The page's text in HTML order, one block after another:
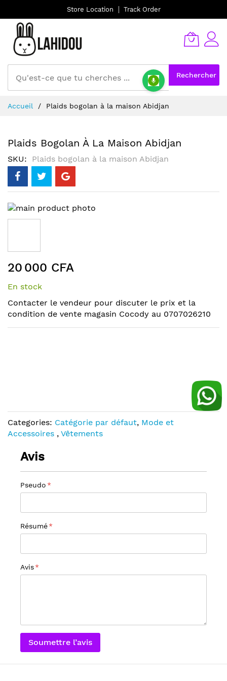
Store Location Track Order
Rechercher
au
Accueil Plaids bogolan à la maison Abidjan
Plaids Bogolan À La Maison Abidjan
SKU Plaids bogolan à la maison Abidjan
Skip
to
of
the
images
gallery
to
beginning
of
the
20 000 CFA
En stock
Contacter le vendeur pour discuter le prix et la
condition de vente magasin Cocody au 0707026210
Categories: Catégorie par défaut, Mode et
Accessoires , Vêtements
Avis
Pseudo
Résumé
Avis
Soumettre l’avis